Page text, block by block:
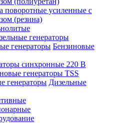
поворотные усиленные с
(резина)
генераторы
Бензиновые
синхронные 220 В
генераторы TSS
Дизельные